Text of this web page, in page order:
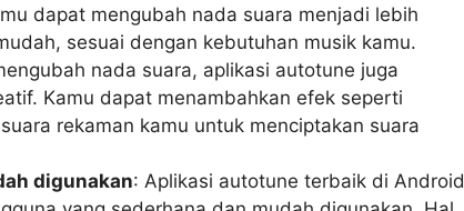
dapat mengubah nada suara menjadi lebih
sesuai dengan kebutuhan musik kamu.
nada suara, aplikasi autotune juga
Kamu dapat menambahkan efek seperti
rekaman kamu untuk menciptakan suara
digunakan: Aplikasi autotune terbaik di Android